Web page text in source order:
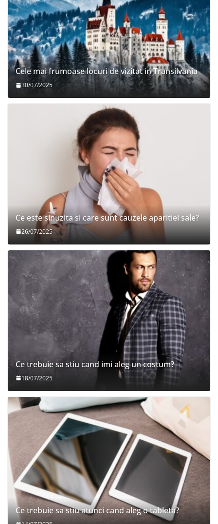
Cele mai frumoase locuri de vizitat in Transilvania
30/07/2025
Ce este sinuzita si care sunt cauzele aparitiei sale?
26/07/2025
Ce trebuie sa stiu cand imi aleg un costum?
18/07/2025
Ce trebuie sa stiu atunci cand aleg o tableta?